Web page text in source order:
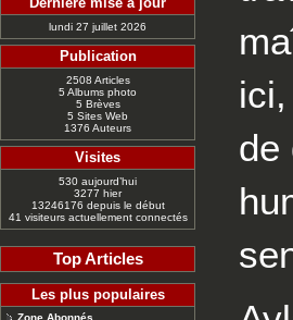
de
Dernière mise à jour
lundi 27 juillet 2026
Publication
2508 Articles
5 Albums photo
5 Brèves
5 Sites Web
1376 Auteurs
Visites
530 aujourd’hui
3277 hier
13246176 depuis le début
41 visiteurs actuellement connectés
Top Articles
Les plus populaires
Zone Abonnés